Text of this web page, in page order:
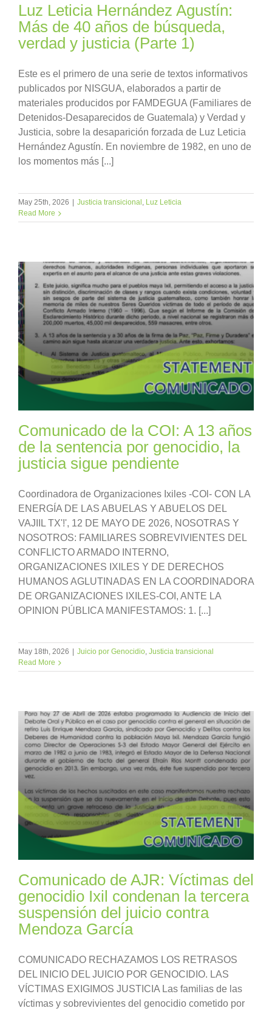
Luz Leticia Hernández Agustín:
Más de 40 años de búsqueda,
verdad y justicia (Parte 1)
Este es el primero de una serie de textos informativos
publicados por NISGUA, elaborados a partir de
materiales producidos por FAMDEGUA (Familiares de
Detenidos-Desaparecidos de Guatemala) y Verdad y
Justicia, sobre la desaparición forzada de Luz Leticia
Hernández Agustín. En noviembre de 1982, en uno de
los momentos más [...]
May 25th, 2026 | Justicia transicional Luz Leticia
Read More
Comunicado de la COI: A 13 años
de la sentencia por genocidio, la
justicia sigue pendiente
Coordinadora de Organizaciones Ixiles -COl- CON LA
ENERGÍA DE LAS ABUELAS Y ABUELOS DEL
VAJIIL TX'!', 12 DE MAYO DE 2026, NOSOTRAS Y
NOSOTROS: FAMILIARES SOBREVIVIENTES DEL
CONFLICTO ARMADO INTERNO,
ORGANIZACIONES IXILES Y DE DERECHOS
HUMANOS AGLUTINADAS EN LA COORDINADORA
DE ORGANIZACIONES IXILES-COI, ANTE LA
OPINION PÚBLICA MANIFESTAMOS: 1. [...]
May 18th, 2026 | Juicio por Genocidio Justicia transicional
Read More
Comunicado de AJR: Víctimas del
genocidio Ixil condenan la tercera
suspensión del juicio contra
Mendoza García
COMUNICADO RECHAZAMOS LOS RETRASOS
DEL INICIO DEL JUICIO POR GENOCIDIO. LAS
VÍCTIMAS EXIGIMOS JUSTICIA Las familias de las
víctimas y sobrevivientes del genocidio cometido por